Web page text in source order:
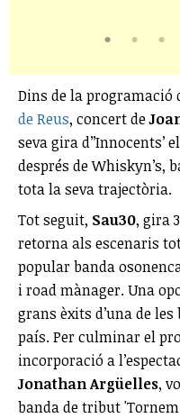
Dins de la programació
de Reus, concert de
seva gira
després de Whiskyn’s,
tota la seva trajectòria.
Tot seguit, Sau30, gira
retorna als escenaris
popular banda
i road mànager. Una
grans èxits d’una de
país. Per culminar el
incorporació a
Jonathan Argüelles,
banda de tribut 'Tornem